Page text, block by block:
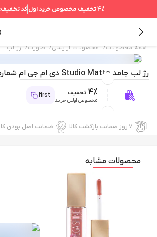
4%تخفیف مخصوص خرید اولکد تخفیف:
همه محصولات/ محصولات آرایشی/ صورت/ رژ لب
رژ لب جامد Studio Matte دی ام جی ام شماره 504
4% تخفیف
مخصوص اولین خرید
first
۷ روز ضمانت بازگشت کالا ضمانت اصل بودن
محصولات مشابه